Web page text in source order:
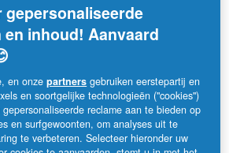
wateroplosbare B-vitamine (ook wel
kan het niet zelf aanmaken en
voeding opnemen. De wetenschap
tussen natuurlijk en synthetisch
opname het lichaam eerst moet
gepersonaliseerde
inhoud! Aanvaard
en onzepartners gebruiken eerstepartij en
en soortgelijke technologieën ("cookies")
reclame aan te bieden op
en surfgewoonten, om analyses uit te
te verbeteren. Selecteer hieronder uw